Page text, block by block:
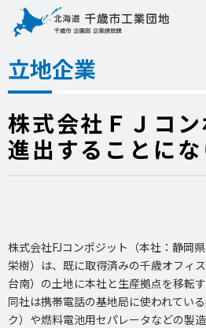
立地企業
株式会社ＦＪコ
進出することにな
株式会社FJコンポジット（本社：静
栄樹）は、既に取得済みの千歳オフィ
台南）の土地に本社と生産拠点を移転
同社は携帯電話の基地局に使われてい
ク）や燃料電池用セパレータなどの製造